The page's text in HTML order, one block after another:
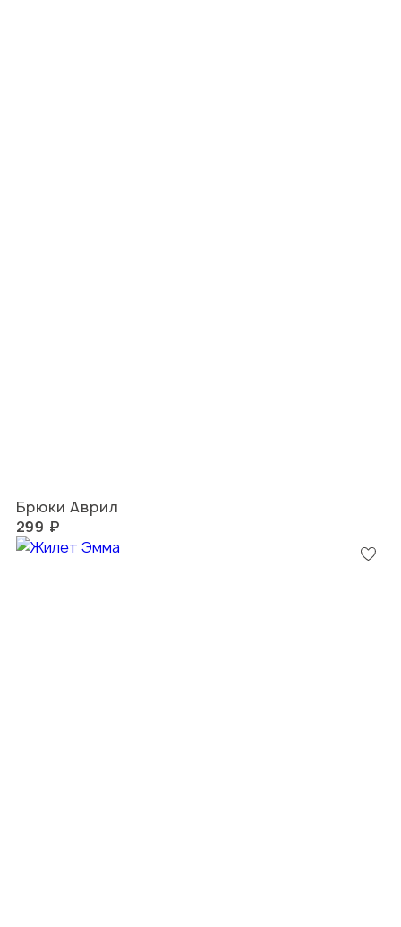
Брюки Аврил
299 ₽